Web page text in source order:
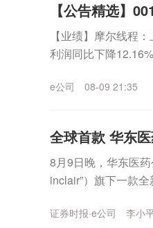
【公告精选】
【业绩】摩尔线程
利润同比下降
e公司 08-09 21:35
全球首款 华东
8月9日晚，华东医
inclair”）旗下一款
证券时报·e公司 李小